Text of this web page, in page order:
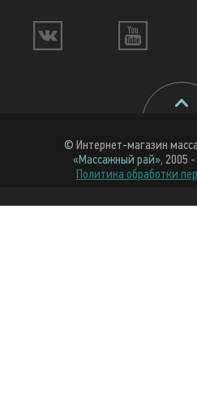
© Интернет-магазин
«Массажный рай», 2005
Политика обработки